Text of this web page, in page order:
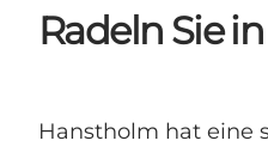
Events
Unterkunft
Radeln Sie
Hanstholm hat eine